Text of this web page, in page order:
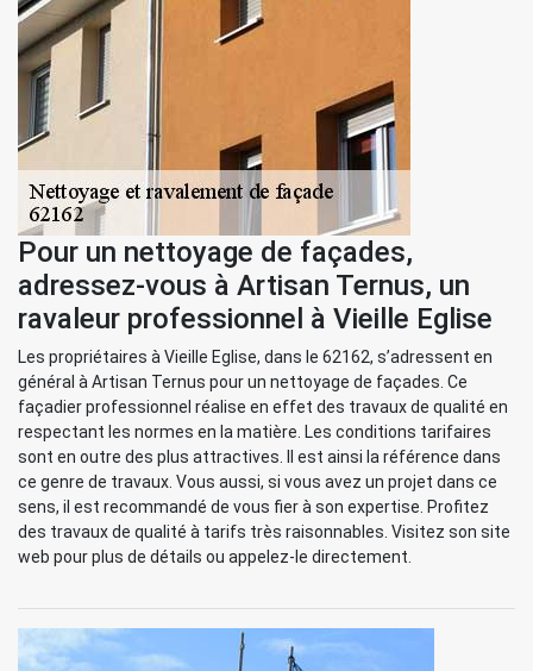
Pour un nettoyage de façades,
adressez-vous à Artisan Ternus, un
ravaleur professionnel à Vieille Eglise
Les propriétaires à Vieille Eglise, dans le 62162, s’adressent en
général à Artisan Ternus pour un nettoyage de façades. Ce
façadier professionnel réalise en effet des travaux de qualité en
respectant les normes en la matière. Les conditions tarifaires
sont en outre des plus attractives. Il est ainsi la référence dans
ce genre de travaux. Vous aussi, si vous avez un projet dans ce
sens, il est recommandé de vous fier à son expertise. Profitez
des travaux de qualité à tarifs très raisonnables. Visitez son site
web pour plus de détails ou appelez-le directement.